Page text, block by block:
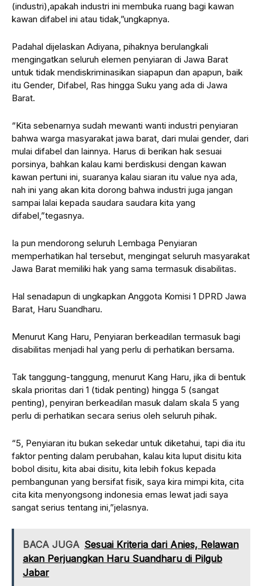
(industri),apakah industri ini membuka ruang bagi kawan
kawan difabel ini atau tidak,”ungkapnya.
Padahal dijelaskan Adiyana, pihaknya berulangkali
mengingatkan seluruh elemen penyiaran di Jawa Barat
untuk tidak mendiskriminasikan siapapun dan apapun, baik
itu Gender, Difabel, Ras hingga Suku yang ada di Jawa
Barat.
“Kita sebenarnya sudah mewanti wanti industri penyiaran
bahwa warga masyarakat jawa barat, dari mulai gender, dari
mulai difabel dan lainnya. Harus di berikan hak sesuai
porsinya, bahkan kalau kami berdiskusi dengan kawan
kawan pertuni ini, suaranya kalau siaran itu value nya ada,
nah ini yang akan kita dorong bahwa industri juga jangan
sampai lalai kepada saudara saudara kita yang
difabel,”tegasnya.
Ia pun mendorong seluruh Lembaga Penyiaran
memperhatikan hal tersebut, mengingat seluruh masyarakat
Jawa Barat memiliki hak yang sama termasuk disabilitas.
Hal senadapun di ungkapkan Anggota Komisi 1 DPRD Jawa
Barat, Haru Suandharu.
Menurut Kang Haru, Penyiaran berkeadilan termasuk bagi
disabilitas menjadi hal yang perlu di perhatikan bersama.
Tak tanggung-tanggung, menurut Kang Haru, jika di bentuk
skala prioritas dari 1 (tidak penting) hingga 5 (sangat
penting), penyiran berkeadilan masuk dalam skala 5 yang
perlu di perhatikan secara serius oleh seluruh pihak.
“5, Penyiaran itu bukan sekedar untuk diketahui, tapi dia itu
faktor penting dalam perubahan, kalau kita luput disitu kita
bobol disitu, kita abai disitu, kita lebih fokus kepada
pembangunan yang bersifat fisik, saya kira mimpi kita, cita
cita kita menyongsong indonesia emas lewat jadi saya
sangat serius tentang ini,”jelasnya.
BACA JUGA Sesuai Kriteria dari Anies, Relawan
akan Perjuangkan Haru Suandharu di Pilgub
Jabar